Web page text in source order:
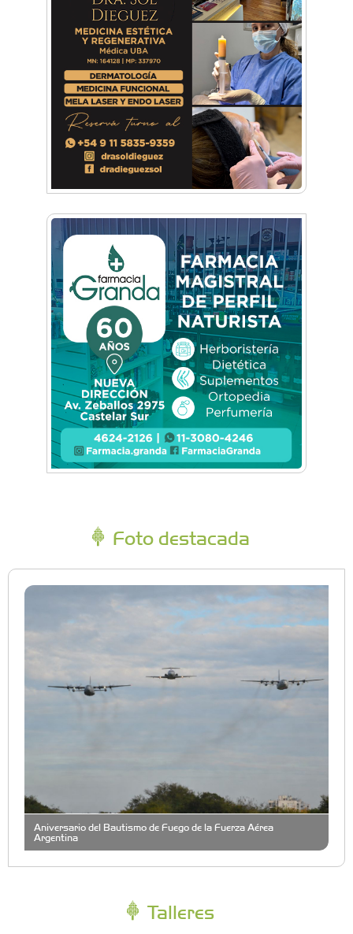
Foto destacada
Aniversario del Bautismo de Fuego de la Fuerza Aérea
Argentina
Talleres